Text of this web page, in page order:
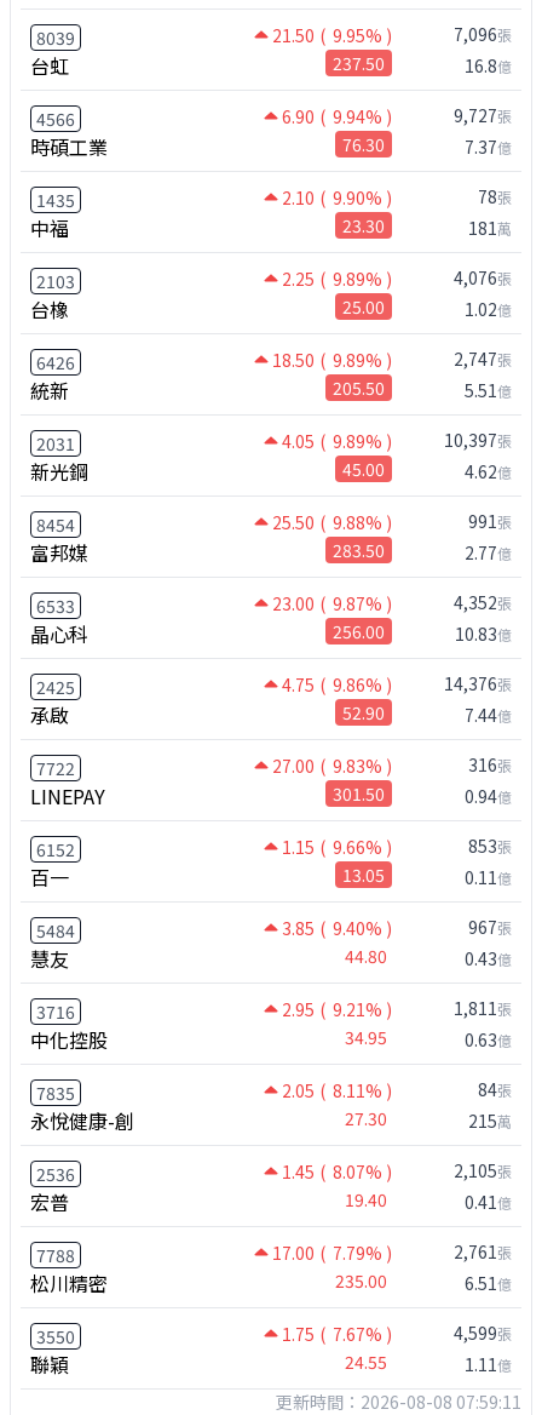
8039 21.50 ( 9.95% )
台虹 237.50
7,096張
16.8億
4566 6.90 ( 9.94% )
時碩工業 76.30
9,727張
7.37億
1435 2.10 ( 9.90% )
中福 23.30
78張
181萬
2103 2.25 ( 9.89% )
台橡 25.00
4,076張
1.02億
6426 18.50 ( 9.89% )
統新 205.50
2,747張
5.51億
2031 4.05 ( 9.89% )
新光鋼 45.00
10,397張
4.62億
8454 25.50 ( 9.88% )
富邦媒 283.50
991張
2.77億
6533 23.00 ( 9.87% )
晶心科 256.00
4,352張
10.83億
2425 4.75 ( 9.86% )
承啟 52.90
14,376張
7.44億
7722 27.00 ( 9.83% )
LINEPAY 301.50
316張
0.94億
6152 1.15 ( 9.66% )
百一 13.05
853張
0.11億
5484 3.85 ( 9.40% )
慧友 44.80
967張
0.43億
3716 2.95 ( 9.21% )
中化控股 34.95
1,811張
0.63億
7835 2.05 ( 8.11% )
永悅健康-創 27.30
84張
215萬
2536 1.45 ( 8.07% )
宏普 19.40
2,105張
0.41億
7788 17.00 ( 7.79% )
松川精密 235.00
2,761張
6.51億
3550 1.75 ( 7.67% )
聯穎 24.55
4,599張
1.11億
更新時間：2026-08-08 07:59:11